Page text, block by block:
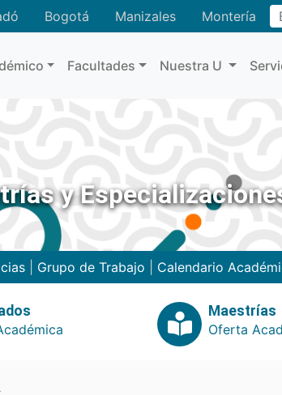
Bogotá Manizales Montería
Facultades Nuestra U
y
| Grupo de Trabajo Calendario
Maestrías
Oferta